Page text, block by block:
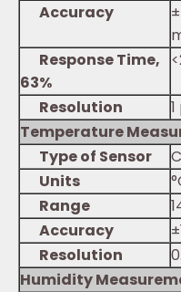
Accuracy
Response Time,
63%
Resolution
Temperature
Type of Sensor
Units
Range
Accuracy
Resolution
Humidity